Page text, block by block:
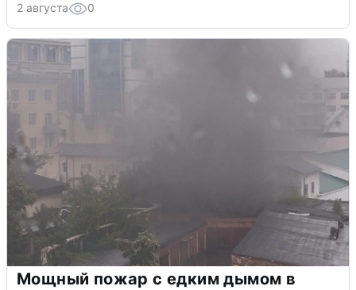
2 августа 0
Мощный пожар с едким дымом в